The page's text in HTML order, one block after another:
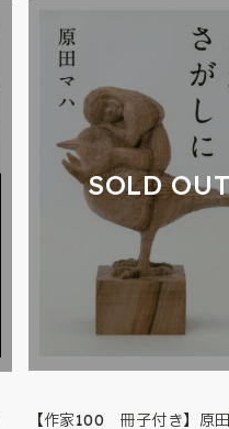
SOLD
【作家100 冊子付き】原